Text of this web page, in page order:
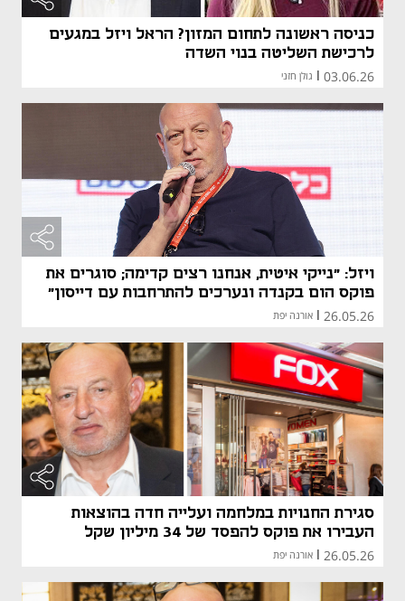
כניסה ראשונה לתחום המזון? הראל ויזל במגעים
לרכישת השליטה בנוי השדה
03.06.26 גולן חזני
ויזל: "נייקי איטית, אנחנו רצים קדימה; סוגרים את
פוקס הום בקנדה ונערכים להתרחבות עם דייסון"
26.05.26 אורנה יפת
סגירת החנויות במלחמה ועלייה חדה בהוצאות
העבירו את פוקס להפסד של 34 מיליון שקל
26.05.26 אורנה יפת